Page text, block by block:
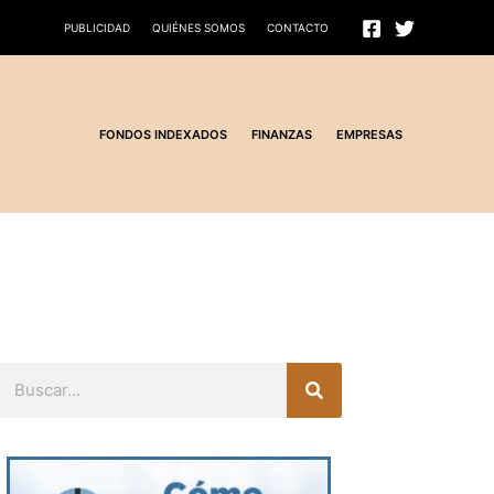
PUBLICIDAD QUIÉNES SOMOS CONTACTO
FONDOS INDEXADOS FINANZAS EMPRESAS